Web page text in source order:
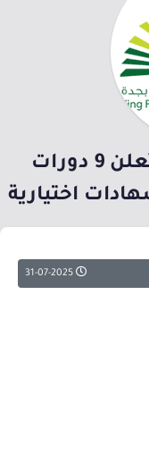
مكتبة الملك فهد بجدة تعلن 9 دورات
اختيارية